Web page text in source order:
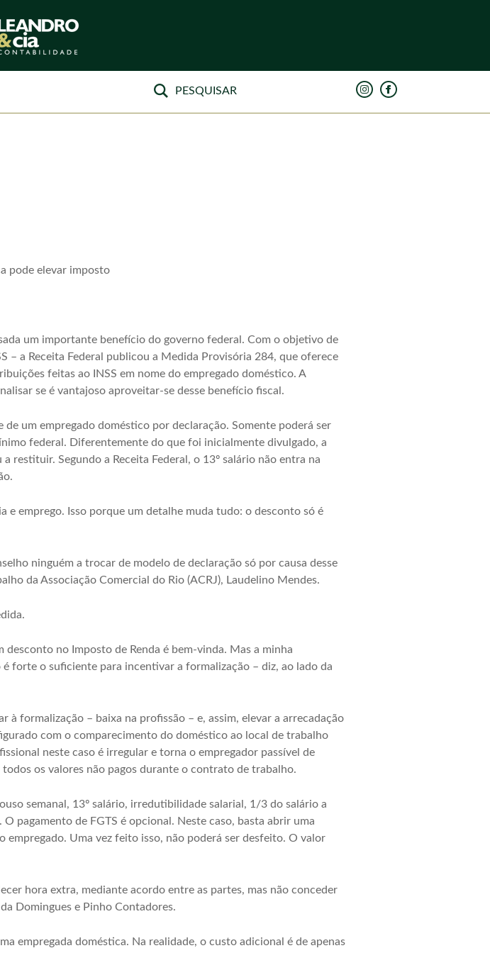
pode elevar imposto
um importante benefício do governo federal. Com o objetivo de
– a Receita Federal publicou a Medida Provisória 284, que oferece
feitas ao INSS em nome do empregado doméstico. A
se é vantajoso aproveitar-se desse benefício fiscal.
um empregado doméstico por declaração. Somente poderá ser
federal. Diferentemente do que foi inicialmente divulgado, a
restituir. Segundo a Receita Federal, o 13º salário não entra na
e emprego. Isso porque um detalhe muda tudo: o desconto só é
ninguém a trocar de modelo de declaração só por causa desse
da Associação Comercial do Rio (ACRJ), Laudelino Mendes.
no Imposto de Renda é bem-vinda. Mas a minha
forte o suficiente para incentivar a formalização – diz, ao lado da
formalização – baixa na profissão – e, assim, elevar a arrecadação
com o comparecimento do doméstico ao local de trabalho
neste caso é irregular e torna o empregador passível de
os valores não pagos durante o contrato de trabalho.
semanal, 13º salário, irredutibilidade salarial, 1/3 do salário a
pagamento de FGTS é opcional. Neste caso, basta abrir uma
Uma vez feito isso, não poderá ser desfeito. O valor
hora extra, mediante acordo entre as partes, mas não conceder
Domingues e Pinho Contadores.
empregada doméstica. Na realidade, o custo adicional é de apenas